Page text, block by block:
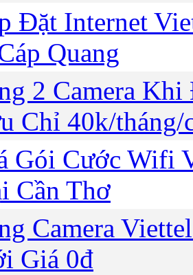
Đặt Internet
Quang
2 Camera
Chỉ 40k/tháng/
Gói Cước Wifi
Cần Thơ
Camera
Giá 0đ